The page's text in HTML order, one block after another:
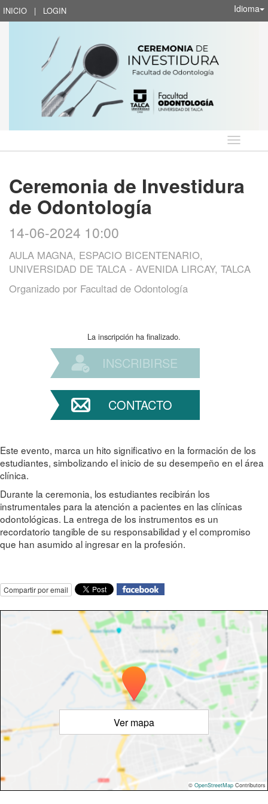
INICIO | LOGIN Idioma
Idioma
Ceremonia de Investidura
de Odontología
14-06-2024 10:00
AULA MAGNA, ESPACIO BICENTENARIO,
UNIVERSIDAD DE TALCA - AVENIDA LIRCAY, TALCA
Organizado por Facultad de Odontología
La inscripción ha finalizado.
INSCRIBIRSE
CONTACTO
Este evento, marca un hito significativo en la formación de los
estudiantes, simbolizando el inicio de su desempeño en el área
clínica.
Durante la ceremonia, los estudiantes recibirán los
instrumentales para la atención a pacientes en las clínicas
odontológicas. La entrega de los instrumentos es un
recordatorio tangible de su responsabilidad y el compromiso
que han asumido al ingresar en la profesión.
Compartir por email
Ver mapa
© OpenStreetMap Contributors